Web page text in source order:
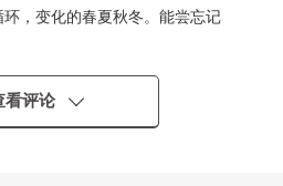
，变化的春夏秋冬。能尝忘记
・・・・・
代木公园"车站步行8分钟
看评论